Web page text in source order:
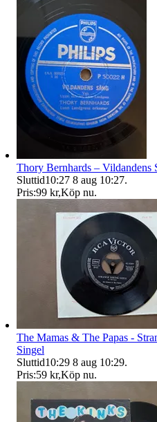
Thory Bernhards – Vildandens
Sluttid10:27 8 aug 10:27.
Pris:99 kr,Köp nu.
The Mamas & The Papas -
Singel
Sluttid10:29 8 aug 10:29.
Pris:59 kr,Köp nu.